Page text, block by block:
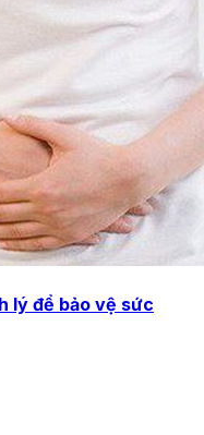
lý để bảo vệ sức